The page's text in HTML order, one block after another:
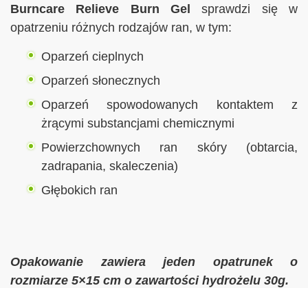
Burncare Relieve Burn Gel sprawdzi się w
opatrzeniu różnych rodzajów ran, w tym:
Oparzeń cieplnych
Oparzeń słonecznych
Oparzeń spowodowanych kontaktem z
żrącymi substancjami chemicznymi
Powierzchownych ran skóry (obtarcia,
zadrapania, skaleczenia)
Głębokich ran
Opakowanie zawiera jeden opatrunek o
rozmiarze 5×15 cm o zawartości hydrożelu 30g.